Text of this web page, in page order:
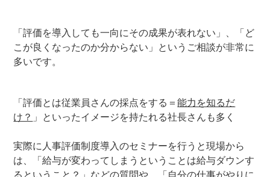
「評価を導入しても一向にその成果が表れない」、「ど
こが良くなったのか分からない」というご相談が非常に
多いです。
「評価とは従業員さんの採点をする＝能力を知るだ
け？ 」といったイメージを持たれる社長さんも多く
実際に人事評価制度導入のセミナーを行うと現場から
は、「給与が変わってしまうということは給与ダウンす